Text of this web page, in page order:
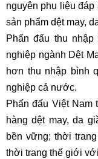
nguyên phụ liệu
sản phẩm dệt may,
Phấn đấu thu
nghiệp ngành Dệt
hơn thu nhập bình
nghiệp cả nước.
Phấn đấu Việt Nam
hàng dệt may, da
bền vững; thời
thời trang thế giới